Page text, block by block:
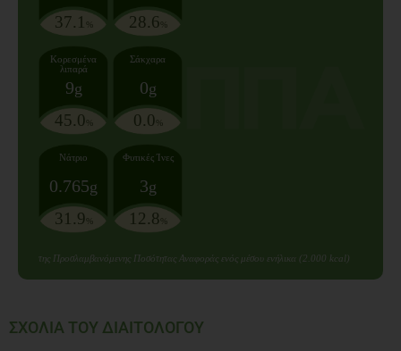
37.1 % 28.6 %
Κορεσμένα
λιπαρά
9g
45.0 %
Σάκχαρα
0g
0.0 %
Νάτριο
0.765g
31.9 %
Φυτικές Ίνες
3g
12.8 %
της Προσλαμβανόμενης Ποσότητας Αναφοράς ενός μέσου ενήλικα (2.000 kcal)
ΣΧΟΛΙΑ ΤΟΥ ΔΙΑΙΤΟΛΟΓΟΥ